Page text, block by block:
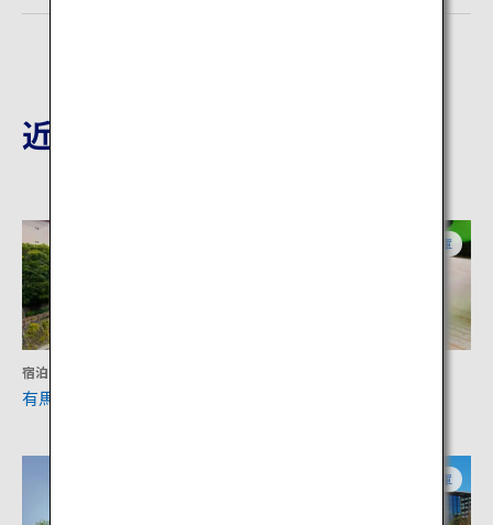
近隣の観光地
宿泊
有馬温泉
兵庫
兵庫